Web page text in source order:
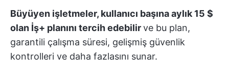
Büyüyen işletmeler, kullanıcı başına aylık 15 $
olan İş+ planını tercih edebilirve bu plan,
garantili çalışma süresi, gelişmiş güvenlik
kontrolleri ve daha fazlasını sunar.